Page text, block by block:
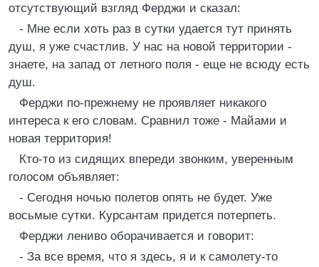
отсутствующий взгляд Ферджи и сказал:
- Мне если хоть раз в сутки удается тут принять
душ, я уже счастлив. У нас на новой территории -
знаете, на запад от летного поля - еще не всюду есть
душ.
Ферджи по-прежнему не проявляет никакого
интереса к его словам. Сравнил тоже - Майами и
новая территория!
Кто-то из сидящих впереди звонким, уверенным
голосом объявляет:
- Сегодня ночью полетов опять не будет. Уже
восьмые сутки. Курсантам придется потерпеть.
Ферджи лениво оборачивается и говорит:
- За все время, что я здесь, я и к самолету-то